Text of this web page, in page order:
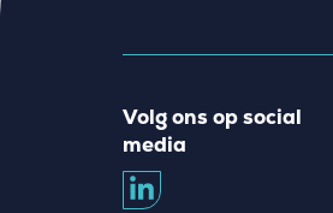
Volg ons op social
media